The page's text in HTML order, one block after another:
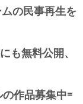
の民事再生を
も無料公開、
作品募集中=